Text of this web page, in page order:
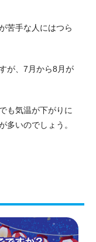
苦手な人にはつら
が、7月から8月が
も気温が下がりに
多いのでしょう。